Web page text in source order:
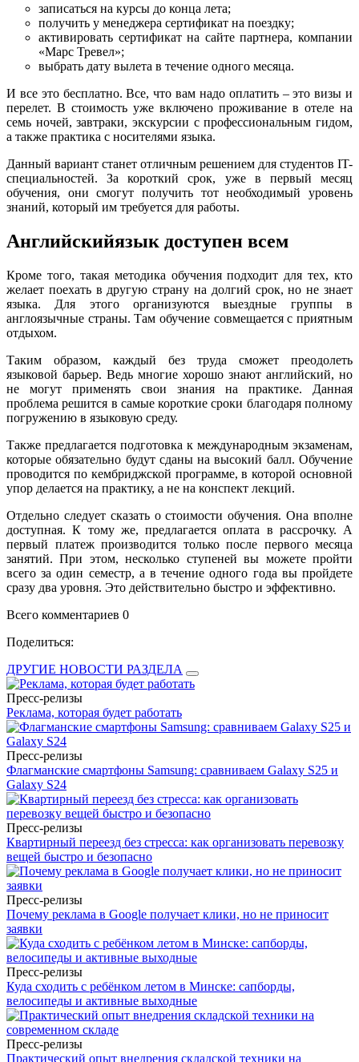
записаться на курсы до конца лета;
получить у менеджера сертификат на поездку;
активировать сертификат на сайте партнера, компании
«Марс Тревел»;
выбрать дату вылета в течение одного месяца.
И все это бесплатно. Все, что вам надо оплатить – это визы и
перелет. В стоимость уже включено проживание в отеле на
семь ночей, завтраки, экскурсии с профессиональным гидом,
а также практика с носителями языка.
Данный вариант станет отличным решением для студентов IT-
специальностей. За короткий срок, уже в первый месяц
обучения, они смогут получить тот необходимый уровень
знаний, который им требуется для работы.
Английскийязык доступен всем
Кроме того, такая методика обучения подходит для тех, кто
желает поехать в другую страну на долгий срок, но не знает
языка. Для этого организуются выездные группы в
англоязычные страны. Там обучение совмещается с приятным
отдыхом.
Таким образом, каждый без труда сможет преодолеть
языковой барьер. Ведь многие хорошо знают английский, но
не могут применять свои знания на практике. Данная
проблема решится в самые короткие сроки благодаря полному
погружению в языковую среду.
Также предлагается подготовка к международным экзаменам,
которые обязательно будут сданы на высокий балл. Обучение
проводится по кембриджской программе, в которой основной
упор делается на практику, а не на конспект лекций.
Отдельно следует сказать о стоимости обучения. Она вполне
доступная. К тому же, предлагается оплата в рассрочку. А
первый платеж производится только после первого месяца
занятий. При этом, несколько ступеней вы можете пройти
всего за один семестр, а в течение одного года вы пройдете
сразу два уровня. Это действительно быстро и эффективно.
Всего комментариев 0
Поделиться:
ДРУГИЕ НОВОСТИ РАЗДЕЛА
Пресс-релизы
Реклама, которая будет работать
Пресс-релизы
Флагманские смартфоны Samsung: сравниваем Galaxy S25 и
Galaxy S24
Пресс-релизы
Квартирный переезд без стресса: как организовать перевозку
вещей быстро и безопасно
Пресс-релизы
Почему реклама в Google получает клики, но не приносит
заявки
Пресс-релизы
Куда сходить с ребёнком летом в Минске: сапборды,
велосипеды и активные выходные
Пресс-релизы
Практический опыт внедрения складской техники на